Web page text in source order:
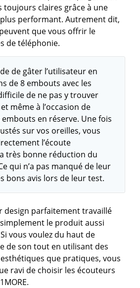
toujours claires grâce à une
performant. Autrement dit,
que vous offrir le
de téléphonie.
de gâter l’utilisateur en
de 8 embouts avec les
de ne pas y trouver
même à l’occasion de
en réserve. Une fois
sur vos oreilles, vous
l’écoute
très bonne réduction du
qui n’a pas manqué de leur
bons avis lors de leur test.
design parfaitement travaillé
le produit aussi
vous voulez du haut de
de son tout en utilisant des
que pratiques, vous
ravi de choisir les écouteurs